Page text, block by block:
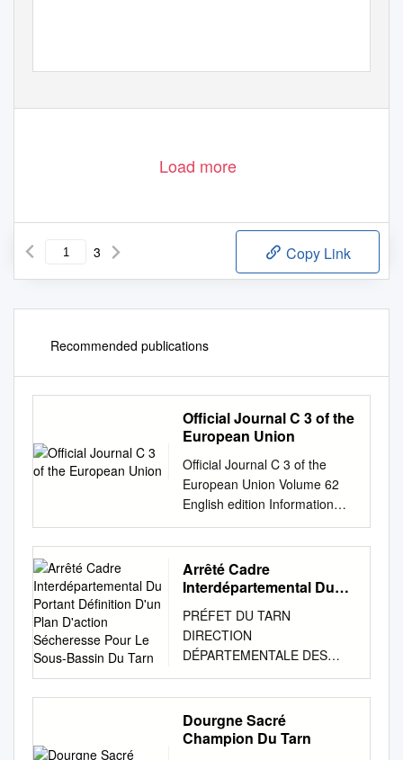
Load more
3 Copy Link
Recommended publications
Official Journal C 3 of the
European Union
Official Journal C 3 of the
European Union Volume 62
English edition Information
and Notices 7 January 2019
Contents IV Notices NOTICES
FROM EUROPEAN UNION
INSTITUTIONS, BODIES,
European Commission
2019/C 3/01 Euro exchange
rates
................................................
................................................
.............. 1 NOTICES FROM
MEMBER STATES 2019/C
Arrêté Cadre
Interdépartemental Du
Portant Définition D'un
Plan D'action
Sécheresse Pour Le
Sous-Bassin Du Tarn
PRÉFET DU TARN
DIRECTION
DÉPARTEMENTALE DES
TERRITOIRES Service eau,
environnement et urbanisme
Pôle eau et biodiversité
Bureau ressources en eau
Dourgne Sacré
Champion Du Tarn